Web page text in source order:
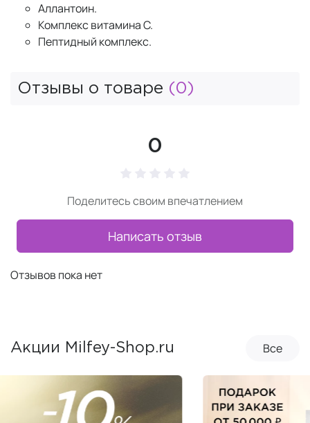
Аллантоин.
Комплекс витамина С.
Пептидный комплекс.
Отзывы о товаре (0)
0
Поделитесь своим впечатлением
Написать отзыв
Отзывов пока нет
Акции Milfey-Shop.ru Все